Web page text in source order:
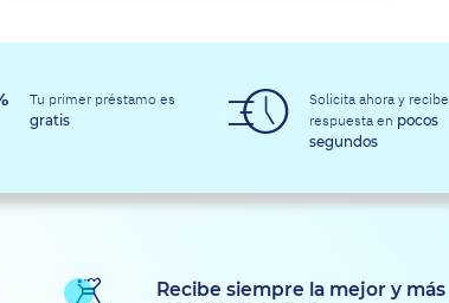
Tu primer préstamo es
gratis
Solicita ahora y recibe
respuesta en pocos
segundos
Recibe siempre la mejor y más